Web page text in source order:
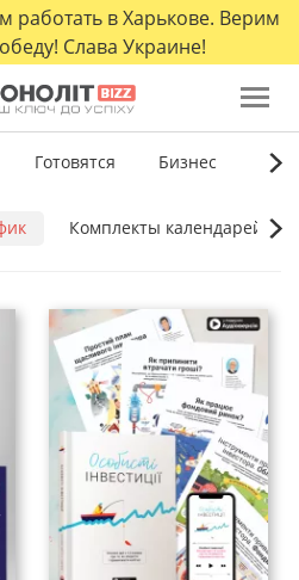
работать в Харькове. Верим
Слава Украине!
Готовятся Бизнес
Комплекты календарей